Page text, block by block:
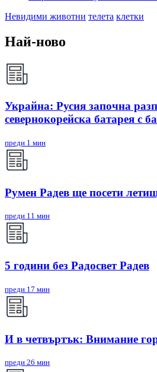
Невидими животни телета клетки
Най-ново
Украйна: Русия започна
севернокорейска батарея с
преди 1 мин
Румен Радев ще посети
преди 11 мин
5 години без Радосвет Радев
преди 17 мин
И в четвъртък: Внимание
преди 26 мин